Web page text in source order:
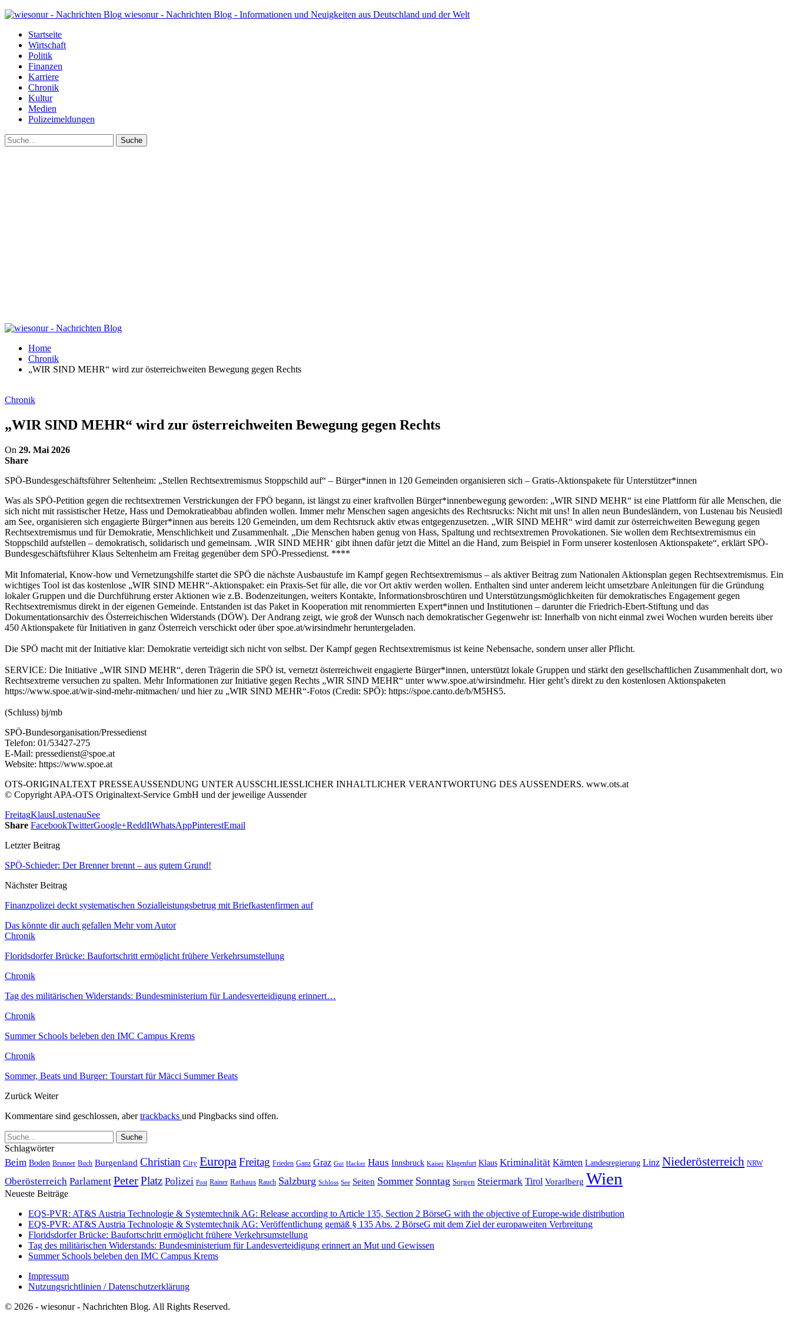
wiesonur - Nachrichten Blog - Informationen und Neuigkeiten aus Deutschland und der Welt
Startseite
Wirtschaft
Politik
Finanzen
Karriere
Chronik
Kultur
Medien
Polizeimeldungen
Home
Chronik
„WIR SIND MEHR“ wird zur österreichweiten Bewegung gegen Rechts
Chronik
„WIR SIND MEHR“ wird zur österreichweiten Bewegung gegen Rechts
On 29. Mai 2026
Share
SPÖ-Bundesgeschäftsführer Seltenheim: „Stellen Rechtsextremismus Stoppschild auf“ – Bürger*innen in 120 Gemeinden organisieren sich – Gratis-Aktionspakete für Unterstützer*innen
Was als SPÖ-Petition gegen die rechtsextremen Verstrickungen der FPÖ begann, ist längst zu einer kraftvollen Bürger*innenbewegung geworden: „WIR SIND MEHR“ ist eine Plattform für alle Menschen, die
sich nicht mit rassistischer Hetze, Hass und Demokratieabbau abfinden wollen. Immer mehr Menschen sagen angesichts des Rechtsrucks: Nicht mit uns! In allen neun Bundesländern, von Lustenau bis Neusiedl
am See, organisieren sich engagierte Bürger*innen aus bereits 120 Gemeinden, um dem Rechtsruck aktiv etwas entgegenzusetzen. „WIR SIND MEHR“ wird damit zur österreichweiten Bewegung gegen
Rechtsextremismus und für Demokratie, Menschlichkeit und Zusammenhalt. „Die Menschen haben genug von Hass, Spaltung und rechtsextremen Provokationen. Sie wollen dem Rechtsextremismus ein
Stoppschild aufstellen – demokratisch, solidarisch und gemeinsam. ‚WIR SIND MEHR‘ gibt ihnen dafür jetzt die Mittel an die Hand, zum Beispiel in Form unserer kostenlosen Aktionspakete“, erklärt SPÖ-
Bundesgeschäftsführer Klaus Seltenheim am Freitag gegenüber dem SPÖ-Pressedienst. ****
Mit Infomaterial, Know-how und Vernetzungshilfe startet die SPÖ die nächste Ausbaustufe im Kampf gegen Rechtsextremismus – als aktiver Beitrag zum Nationalen Aktionsplan gegen Rechtsextremismus. Ein
wichtiges Tool ist das kostenlose „WIR SIND MEHR“-Aktionspaket: ein Praxis-Set für alle, die vor Ort aktiv werden wollen. Enthalten sind unter anderem leicht umsetzbare Anleitungen für die Gründung
lokaler Gruppen und die Durchführung erster Aktionen wie z.B. Bodenzeitungen, weiters Kontakte, Informationsbroschüren und Unterstützungsmöglichkeiten für demokratisches Engagement gegen
Rechtsextremismus direkt in der eigenen Gemeinde. Entstanden ist das Paket in Kooperation mit renommierten Expert*innen und Institutionen – darunter die Friedrich-Ebert-Stiftung und das
Dokumentationsarchiv des Österreichischen Widerstands (DÖW). Der Andrang zeigt, wie groß der Wunsch nach demokratischer Gegenwehr ist: Innerhalb von nicht einmal zwei Wochen wurden bereits über
450 Aktionspakete für Initiativen in ganz Österreich verschickt oder über spoe.at/wirsindmehr heruntergeladen.
Die SPÖ macht mit der Initiative klar: Demokratie verteidigt sich nicht von selbst. Der Kampf gegen Rechtsextremismus ist keine Nebensache, sondern unser aller Pflicht.
SERVICE: Die Initiative „WIR SIND MEHR“, deren Trägerin die SPÖ ist, vernetzt österreichweit engagierte Bürger*innen, unterstützt lokale Gruppen und stärkt den gesellschaftlichen Zusammenhalt dort, wo
Rechtsextreme versuchen zu spalten. Mehr Informationen zur Initiative gegen Rechts „WIR SIND MEHR“ unter www.spoe.at/wirsindmehr. Hier geht’s direkt zu den kostenlosen Aktionspaketen
https://www.spoe.at/wir-sind-mehr-mitmachen/ und hier zu „WIR SIND MEHR“-Fotos (Credit: SPÖ): https://spoe.canto.de/b/M5HS5.
(Schluss) bj/mb
SPÖ-Bundesorganisation/Pressedienst
Telefon: 01/53427-275
E-Mail: pressedienst@spoe.at
Website: https://www.spoe.at
OTS-ORIGINALTEXT PRESSEAUSSENDUNG UNTER AUSSCHLIESSLICHER INHALTLICHER VERANTWORTUNG DES AUSSENDERS. www.ots.at
© Copyright APA-OTS Originaltext-Service GmbH und der jeweilige Aussender
FreitagKlausLustenauSee
Share FacebookTwitterGoogle+ReddItWhatsAppPinterestEmail
Letzter Beitrag
SPÖ-Schieder: Der Brenner brennt – aus gutem Grund!
Nächster Beitrag
Finanzpolizei deckt systematischen Sozialleistungsbetrug mit Briefkastenfirmen auf
Das könnte dir auch gefallen Mehr vom Autor
Chronik
Floridsdorfer Brücke: Baufortschritt ermöglicht frühere Verkehrsumstellung
Chronik
Tag des militärischen Widerstands: Bundesministerium für Landesverteidigung erinnert…
Chronik
Summer Schools beleben den IMC Campus Krems
Chronik
Sommer, Beats und Burger: Tourstart für Mäcci Summer Beats
Zurück Weiter
Kommentare sind geschlossen, abertrackbacks und Pingbacks sind offen.
Schlagwörter
Beim Boden Brunner Buch Burgenland Christian City Europa Freitag Frieden Ganz Graz Gut Hacker Haus Innsbruck Kaiser Klagenfurt Klaus Kriminalität Kärnten Landesregierung Linz Niederösterreich NRW
Oberösterreich Parlament PeterPlatz Polizei Post Rainer Rathaus Rauch Salzburg Schloss See Seiten Sommer Sonntag Sorgen Steiermark Tirol Vorarlberg Wien
Neueste Beiträge
EQS-PVR: AT&S Austria Technologie & Systemtechnik AG: Release according to Article 135, Section 2 BörseG with the objective of Europe-wide distribution
EQS-PVR: AT&S Austria Technologie & Systemtechnik AG: Veröffentlichung gemäß § 135 Abs. 2 BörseG mit dem Ziel der europaweiten Verbreitung
Floridsdorfer Brücke: Baufortschritt ermöglicht frühere Verkehrsumstellung
Tag des militärischen Widerstands: Bundesministerium für Landesverteidigung erinnert an Mut und Gewissen
Summer Schools beleben den IMC Campus Krems
Impressum
Nutzungsrichtlinien / Datenschutzerklärung
© 2026 - wiesonur - Nachrichten Blog. All Rights Reserved.